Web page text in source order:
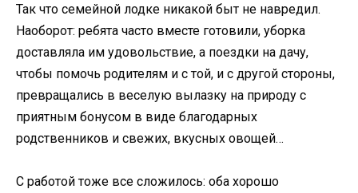
Так что семейной лодке никакой быт не навредил.
Наоборот: ребята часто вместе готовили, уборка
доставляла им удовольствие, а поездки на дачу,
чтобы помочь родителям и с той, и с другой стороны,
превращались в веселую вылазку на природу с
приятным бонусом в виде благодарных
родственников и свежих, вкусных овощей…
С работой тоже все сложилось: оба хорошо